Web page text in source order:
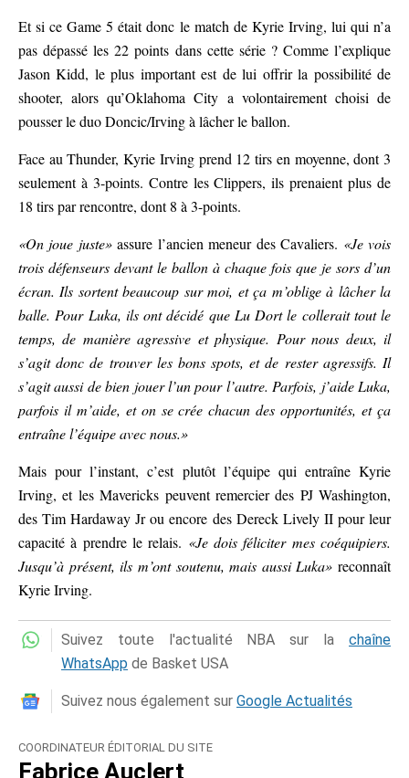
Et si ce Game 5 était donc le match de Kyrie Irving, lui qui n’a
pas dépassé les 22 points dans cette série ? Comme l’explique
Jason Kidd, le plus important est de lui offrir la possibilité de
shooter, alors qu’Oklahoma City a volontairement choisi de
pousser le duo Doncic/Irving à lâcher le ballon.
Face au Thunder, Kyrie Irving prend 12 tirs en moyenne, dont 3
seulement à 3-points. Contre les Clippers, ils prenaient plus de
18 tirs par rencontre, dont 8 à 3-points.
«On joue juste»assure l’ancien meneur des Cavaliers. «Je vois
trois défenseurs devant le ballon à chaque fois que je sors d’un
écran. Ils sortent beaucoup sur moi, et ça m’oblige à lâcher la
balle. Pour Luka, ils ont décidé que Lu Dort le collerait tout le
temps, de manière agressive et physique. Pour nous deux, il
s’agit donc de trouver les bons spots, et de rester agressifs. Il
s’agit aussi de bien jouer l’un pour l’autre. Parfois, j’aide Luka,
parfois il m’aide, et on se crée chacun des opportunités, et ça
entraîne l’équipe avec nous.»
Mais pour l’instant, c’est plutôt l’équipe qui entraîne Kyrie
Irving, et les Mavericks peuvent remercier des PJ Washington,
des Tim Hardaway Jr ou encore des Dereck Lively II pour leur
capacité à prendre le relais. «Je dois féliciter mes coéquipiers.
Jusqu’à présent, ils m’ont soutenu, mais aussi Luka» reconnaît
Kyrie Irving.
Suivez toute l'actualité NBA sur la chaîne
WhatsApp de Basket USA
Suivez nous également sur Google Actualités
COORDINATEUR ÉDITORIAL DU SITE
Fabrice Auclert